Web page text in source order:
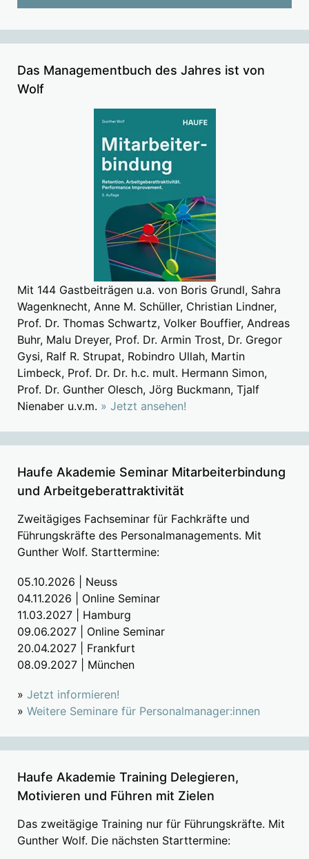
Das Managementbuch des Jahres ist von
Wolf
Mit 144 Gastbeiträgen u.a. von Boris Grundl, Sahra
Wagenknecht, Anne M. Schüller, Christian Lindner,
Prof. Dr. Thomas Schwartz, Volker Bouffier, Andreas
Buhr, Malu Dreyer, Prof. Dr. Armin Trost, Dr. Gregor
Gysi, Ralf R. Strupat, Robindro Ullah, Martin
Limbeck, Prof. Dr. Dr. h.c. mult. Hermann Simon,
Prof. Dr. Gunther Olesch, Jörg Buckmann, Tjalf
Nienaber u.v.m. » Jetzt ansehen!
Haufe Akademie Seminar Mitarbeiterbindung
und Arbeitgeberattraktivität
Zweitägiges Fachseminar für Fachkräfte und
Führungskräfte des Personalmanagements. Mit
Gunther Wolf. Starttermine:
05.10.2026 | Neuss
04.11.2026 | Online Seminar
11.03.2027 | Hamburg
09.06.2027 | Online Seminar
20.04.2027 | Frankfurt
08.09.2027 | München
» Jetzt informieren!
» Weitere Seminare für Personalmanager:innen
Haufe Akademie Training Delegieren,
Motivieren und Führen mit Zielen
Das zweitägige Training nur für Führungskräfte. Mit
Gunther Wolf. Die nächsten Starttermine: